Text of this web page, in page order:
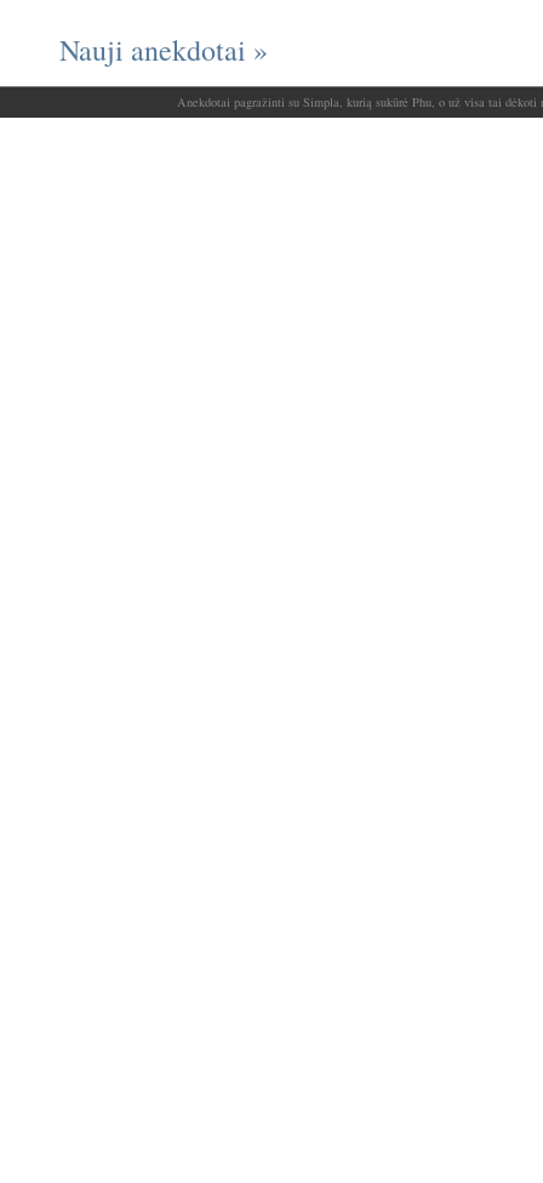
Nauji anekdotai »
Anekdotai pagražinti su Simpla, kurią sukūrė Phu, o už visa tai